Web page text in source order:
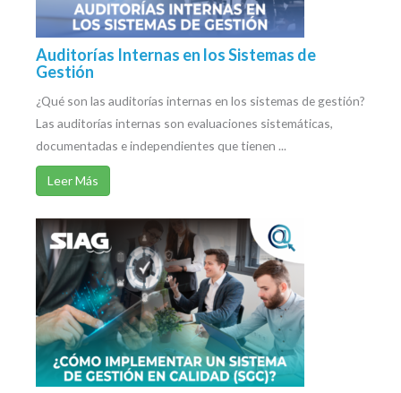
Auditorías Internas en los Sistemas de
Gestión
¿Qué son las auditorías internas en los sistemas de gestión?
Las auditorías internas son evaluaciones sistemáticas,
documentadas e independientes que tienen ...
Leer Más